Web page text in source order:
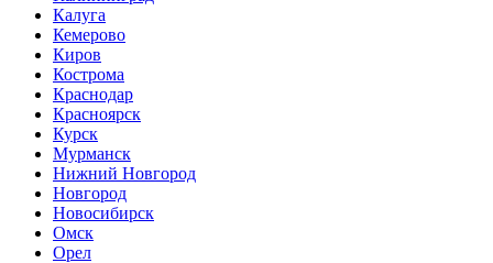
Калуга
Кемерово
Киров
Кострома
Краснодар
Красноярск
Курск
Мурманск
Нижний Новгород
Новгород
Новосибирск
Омск
Орел